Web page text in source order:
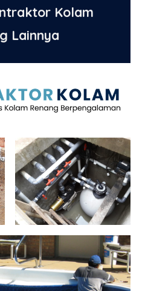
Kolam
Lainnya